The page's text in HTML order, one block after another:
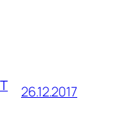
26.12.2017